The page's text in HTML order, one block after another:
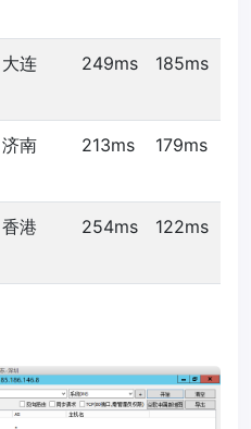
大连 249ms 185ms
济南 213ms 179ms
香港 254ms 122ms